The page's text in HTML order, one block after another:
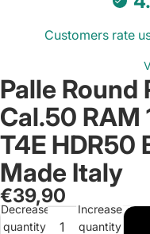
Customers rate
Open
image
in
full
screen
Palle Round
Cal.50 RAM
T4E HDR50
Made Italy
€39,90
Decrease
quantity
Increase
quantity